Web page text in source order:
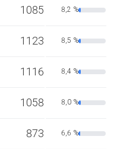
1085 8,2 %
1123 8,5 %
1116 8,4 %
1058 8,0 %
873 6,6 %